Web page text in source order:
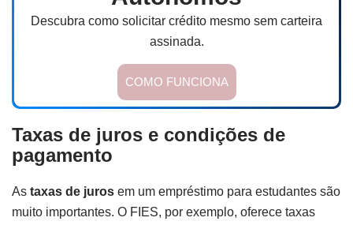
Descubra como solicitar crédito mesmo sem carteira
assinada.
COMO FUNCIONA
Taxas de juros e condições de
pagamento
As taxas de juros em um empréstimo para estudantes são
muito importantes. O FIES, por exemplo, oferece taxas